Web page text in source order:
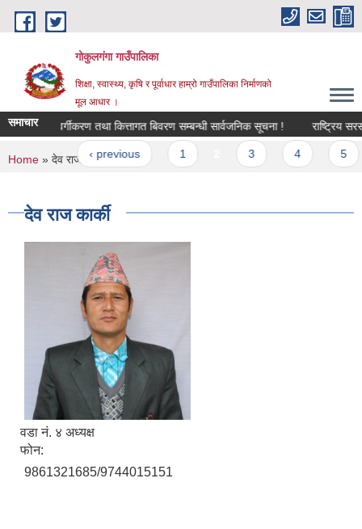
Skip to main content
गोकुलगंगा गाउँपालिका
शिक्षा, स्वास्थ्य, कृषि र पूर्वाधार हाम्रो गाउँपालिका निर्माणको
मूल आधार ।
समाचारक्षेत्र वर्गीकरण तथा कित्तागत बिवरण सम्बन्धी सार्वजनिक सूचना ! राष्ट्रिय
« first ‹ previous
You are here
Home » देव राज कार्की
देव राज कार्की
वडा नं. ४ अध्यक्ष
फोन:
9861321685/9744015151